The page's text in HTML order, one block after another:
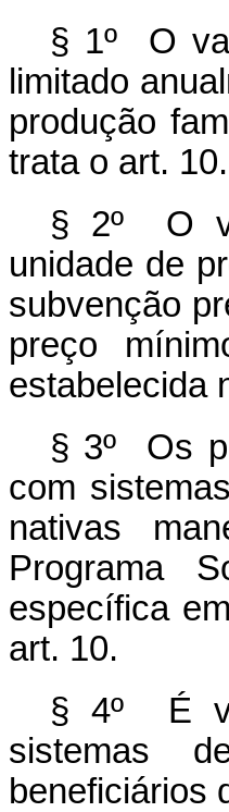
§ 1º O
limitado
produção
trata o art. 10.
§ 2º O
unidade de
subvenção
preço
estabelecida
§ 3º Os
com
nativas
Programa
específica
art. 10.
§ 4º É
sistemas
beneficiários